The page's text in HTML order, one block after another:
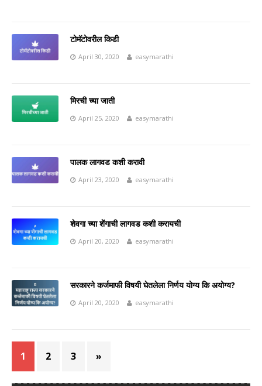
टोमॅटोवरील किडी
April 30, 2020 easymarathi
मिरची च्या जाती
April 25, 2020 easymarathi
पालक लागवड कशी करावी
April 23, 2020 easymarathi
शेवगा च्या शेंगाची लागवड कशी करायची
April 20, 2020 easymarathi
सरकारने कर्जमाफी विषयी घेतलेला निर्णय योग्य कि अयोग्य?
April 20, 2020 easymarathi
1 2 3 »